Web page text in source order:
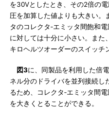
を30Vとしたとき、その2倍の
圧を加算した値よりも大きい。
タのコレクタ‐エミッタ間飽和
に対しては十分に小さい。また
キロヘルツオーダーのスイッチ
図3に、同製品を利用した倍
ネル分のドライバを並列接続し
るため、コレクタ‐エミッタ間
を大きくとることができる。